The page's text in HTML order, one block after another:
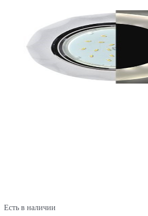
Есть в наличии